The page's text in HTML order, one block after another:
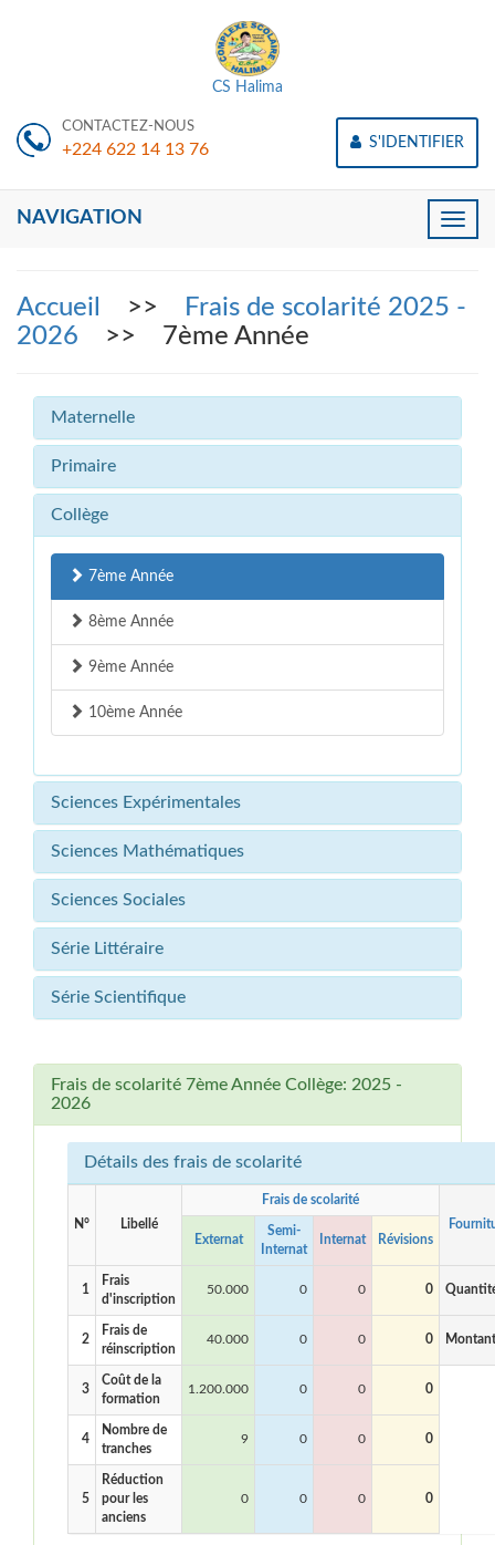
CS Halima
CONTACTEZ-NOUS
+224 622 14 13 76 S'IDENTIFIER
Toggle
NAVIGATION
Accueil >>
Frais de scolarité 2025 -
2026
>> 7ème Année
Maternelle
Primaire
Collège
7ème Année
8ème Année
9ème Année
10ème Année
Sciences Expérimentales
Sciences Mathématiques
Sciences Sociales
Série Littéraire
Série Scientifique
Frais de scolarité 7ème Année Collège: 2025 -
2026
Détails des frais de scolarité
N° Libellé
Frais de scolarité
Externat
Semi-
Internat
Internat Révisions
1
Frais
d'inscription
50.000 0 0 0
2
Frais de
réinscription
40.000 0 0 0 Montant
3
Coût de la
formation
1.200.000 0 0 0
4
Nombre de
tranches
9 0 0 0
5
Réduction
pour les
anciens
0 0 0 0